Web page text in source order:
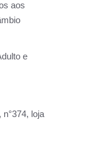
aos
e
n°374, loja